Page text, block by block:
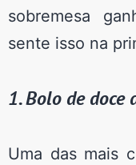
sobremesa
sente isso na
1. Bolo de
Uma das mais